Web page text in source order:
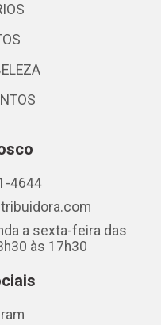
4644
a sexta-feira das
às 17h30